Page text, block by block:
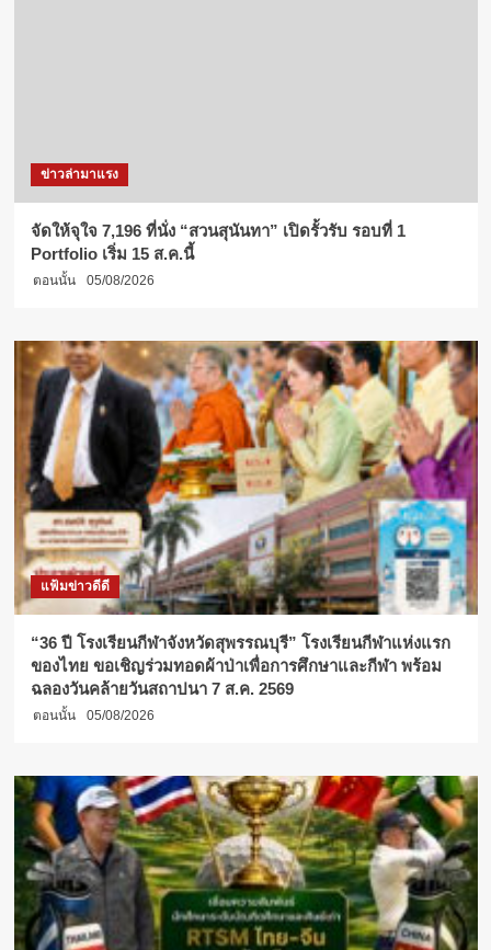
ข่าวล่ามาแรง
จัดให้จุใจ 7,196 ที่นั่ง “สวนสุนันทา” เปิดรั้วรับ รอบที่ 1
Portfolio เริ่ม 15 ส.ค.นี้
ตอนนั้น 05/08/2026
แฟ้มข่าวดีดี
“36 ปี โรงเรียนกีฬาจังหวัดสุพรรณบุรี” โรงเรียนกีฬาแห่งแรก
ของไทย ขอเชิญร่วมทอดผ้าป่าเพื่อการศึกษาและกีฬา พร้อม
ฉลองวันคล้ายวันสถาปนา 7 ส.ค. 2569
ตอนนั้น 05/08/2026